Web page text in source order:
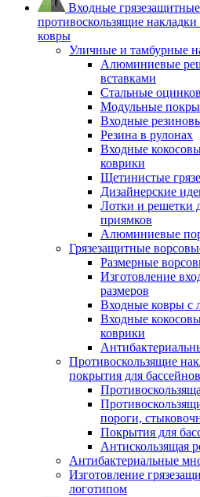
Входные
противоскользящие
ковры
Уличные и тамбурные
Алюминиевые
вставками
Стальные
Модульные
Входные
Резина в рулонах
Входные
коврики
Щетинистые
Дизайнерские
Лотки и решетки
приямков
Алюминиевые
Грязезащитные
Размерные
Изготовление
размеров
Входные ковры с
Входные
коврики
Противоскользящие
покрытия для бассейнов
пороги,
Покрытия для
Антискользящая
Антибактериальные
Изготовление
логотипом